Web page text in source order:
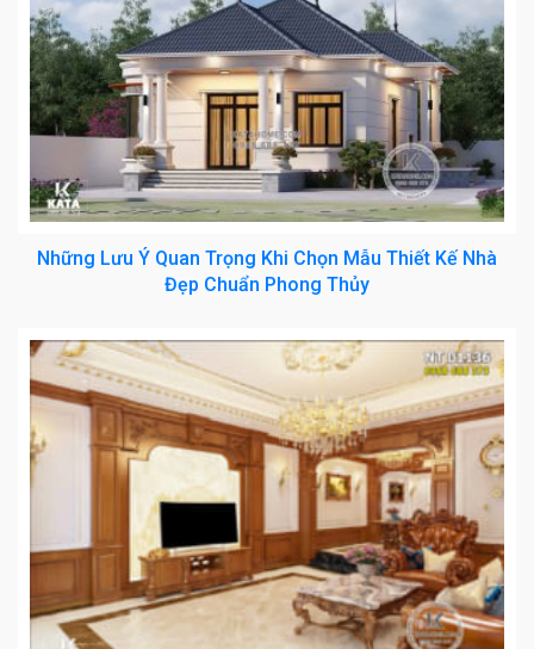
Những Lưu Ý Quan Trọng Khi Chọn Mẫu Thiết Kế Nhà
Đẹp Chuẩn Phong Thủy